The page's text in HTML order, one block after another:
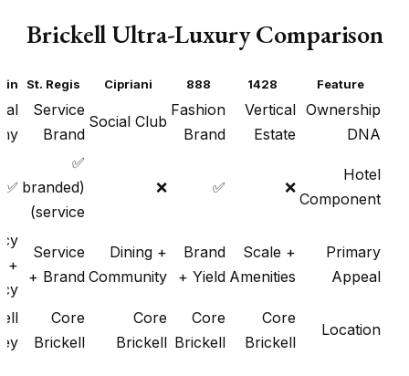
Brickell Ultra-Luxury Comparison
Feature
1428
888
Cipriani
St. Regis
Ownership
DNA
Vertical
Estate
Fashion
Brand
Social Club
Service
Brand
Hotel
Component
❌
✅
❌
✅
(branded
service)
✅
Primary
Appeal
Scale +
Amenities
Brand
+ Yield
Dining +
Community
Service
+ Brand
+
Location
Core
Brickell
Core
Brickell
Core
Brickell
Core
Brickell